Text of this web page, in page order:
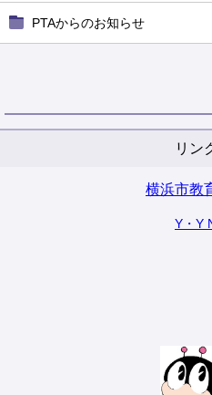
PTAからのお知らせ
リン
横浜市教
Y・Y